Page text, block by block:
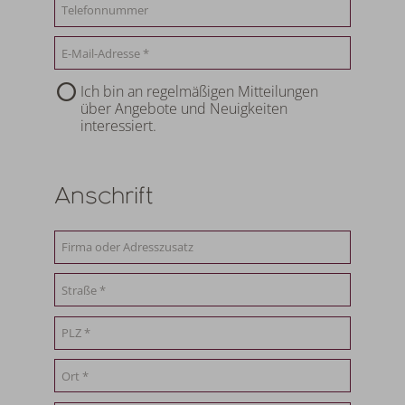
Ich bin an regelmäßigen Mitteilungen
über Angebote und Neuigkeiten
interessiert.
Anschrift